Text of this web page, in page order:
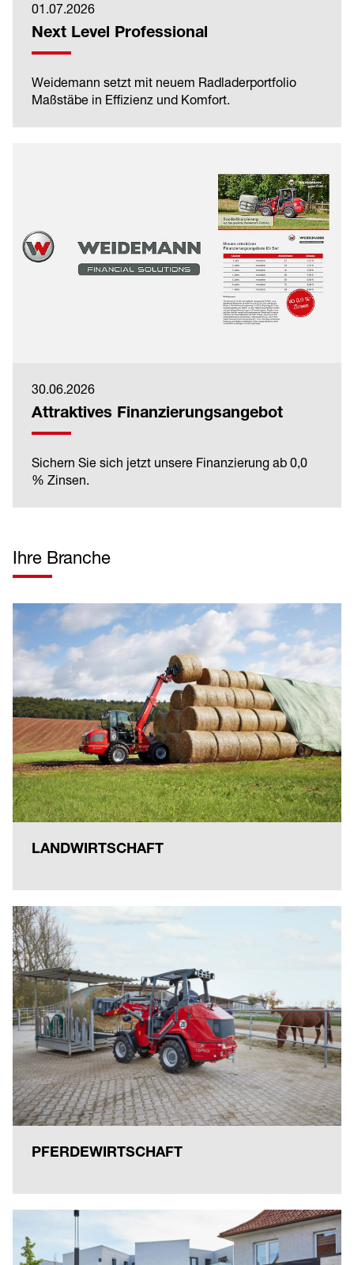
01.07.2026
Next Level Professional
Weidemann setzt mit neuem Radladerportfolio
Maßstäbe in Effizienz und Komfort.
30.06.2026
Attraktives Finanzierungsangebot
Sichern Sie sich jetzt unsere Finanzierung ab 0,0
% Zinsen.
Ihre Branche
LANDWIRTSCHAFT
PFERDEWIRTSCHAFT